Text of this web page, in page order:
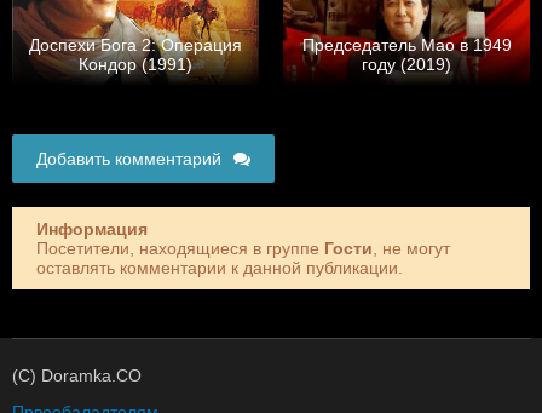
Доспехи Бога 2: Операция
Кондор (1991)
Председатель Мао в 1949
году (2019)
Добавить комментарий
Информация
Посетители, находящиеся в группе Гости , не могут
оставлять комментарии к данной публикации.
(C) Doramka.CO